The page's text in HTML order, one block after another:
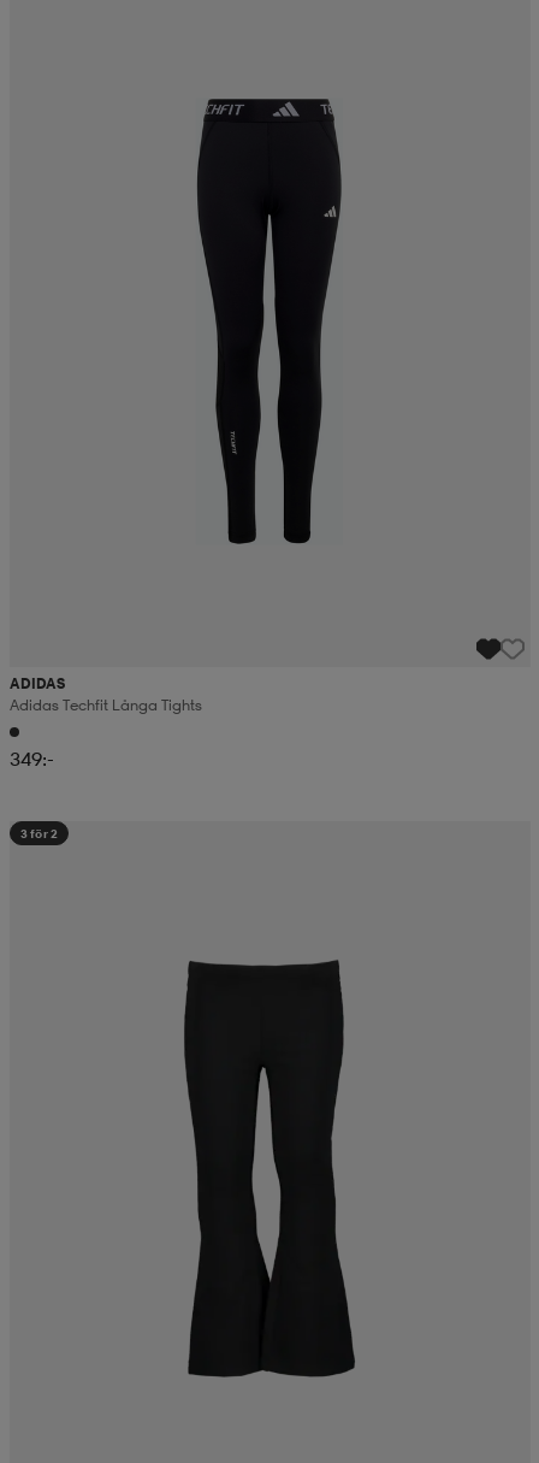
ADIDAS
Adidas Techfit Långa Tights
349:-
3 för 2